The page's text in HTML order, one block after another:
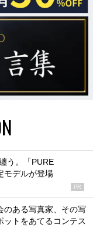
う。「PURE
モデルが登場
PR
のある写真家、その写
ットをあてるコンテス